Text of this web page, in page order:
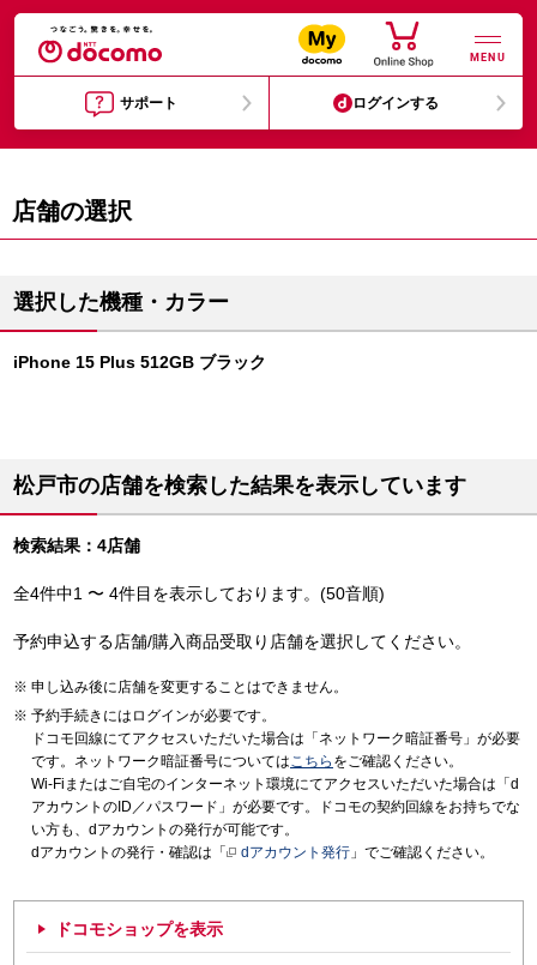
MENU
サポート ログインする
店舗の選択
選択した機種・カラー
iPhone 15 Plus 512GB ブラック
松戸市の店舗を検索した結果を表示しています
検索結果：4店舗
全4件中1 〜 4件目を表示しております。(50音順)
予約申込する店舗/購入商品受取り店舗を選択してください。
申し込み後に店舗を変更することはできません。
予約手続きにはログインが必要です。
ドコモ回線にてアクセスいただいた場合は「ネットワーク暗証番号」が必要
です。ネットワーク暗証番号についてはこちら をご確認ください。
Wi-Fiまたはご自宅のインターネット環境にてアクセスいただいた場合は「d
アカウントのID／パスワード」が必要です。ドコモの契約回線をお持ちでな
い方も、dアカウントの発行が可能です。
dアカウントの発行・確認は「
dアカウント発行 」でご確認ください。
ドコモショップを表示